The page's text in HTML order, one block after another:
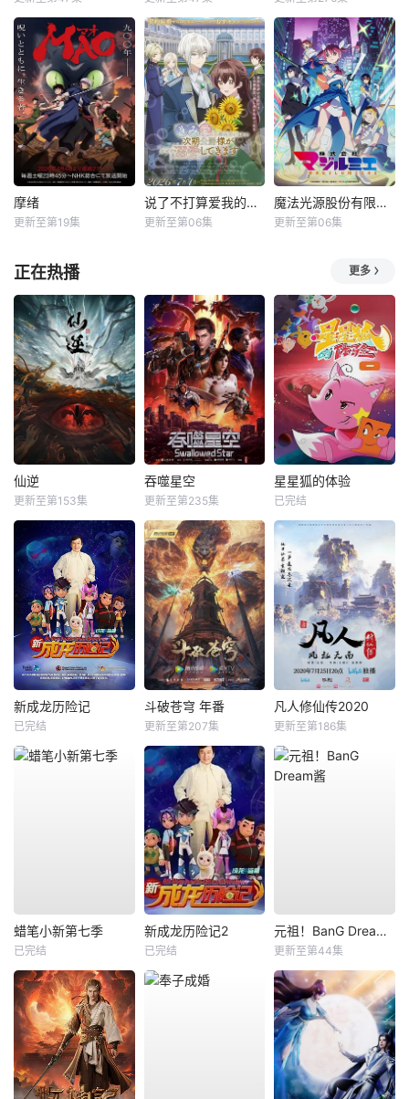
摩绪
更新至第19集
说了不打算爱我的公爵继承人，不知为何对我宠爱有加
更新至第06集
魔法光源股份有限公司第二季
更新至第06集
正在热播 更多
仙逆
更新至第153集
吞噬星空
更新至第235集
星星狐的体验
已完结
新成龙历险记
已完结
斗破苍穹 年番
更新至第207集
凡人修仙传2020
更新至第186集
蜡笔小新第七季
已完结
新成龙历险记2
已完结
元祖！BanG Dream酱
更新至第44集